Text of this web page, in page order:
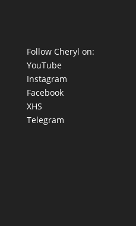
Follow Cheryl on:
YouTube
Instagram
Facebook
XHS
Telegram